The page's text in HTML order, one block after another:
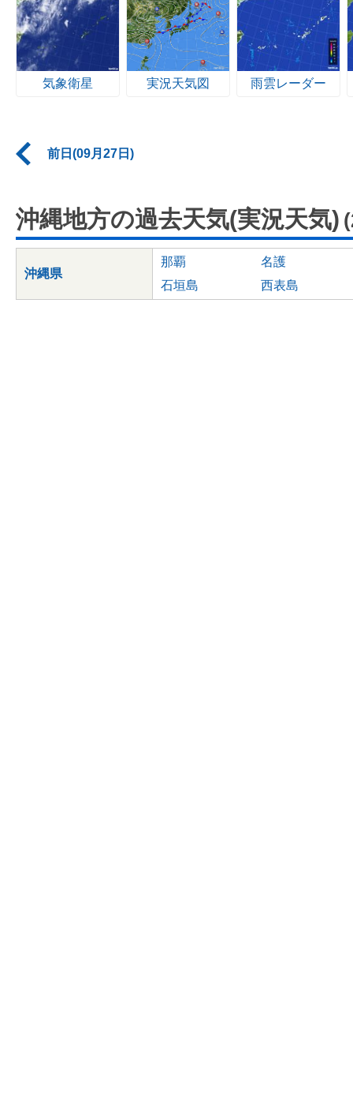
気象衛星 実況天気図 雨雲レーダー
前日(09月27日)
沖縄地方の過去天気(実況天気)
沖縄県
那覇
名護
石垣島
西表島